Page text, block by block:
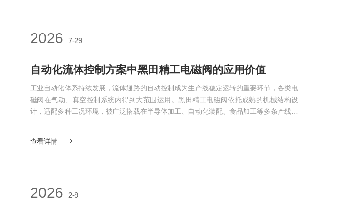
2026 7-29
自动化流体控制方案中黑田精工电磁阀的应用价值
工业自动化体系持续发展，流体通路的自动控制成为生产线稳定运转的重要环节，各类电
磁阀在气动、真空控制系统内得到大范围运用。黑田精工电磁阀依托成熟的机械结构设
计，适配多种工况环境，被广泛搭载在半导体加工、自动化装配、食品加工等多条产线设
与低压工况下均可正常完成通断动作，不少小型型号采用双提升阀构造，阀体内滑动部件
查看详情
2026 2-9